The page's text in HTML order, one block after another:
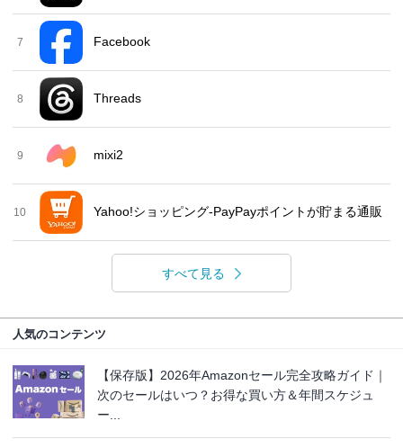
7 Facebook
8 Threads
9 mixi2
10 Yahoo!ショッピング-PayPayポイントが貯まる通販
すべて見る
人気のコンテンツ
【保存版】2026年Amazonセール完全攻略ガイド｜
次のセールはいつ？お得な買い方＆年間スケジュ
ー...